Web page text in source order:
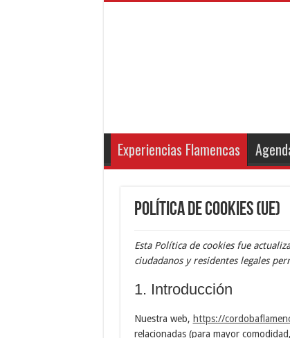
Experiencias Flamencas
Política de cookies (UE)
Esta Política de cookies fue
ciudadanos y residentes legales
1. Introducción
Nuestra web, https://
relacionadas (para mayor